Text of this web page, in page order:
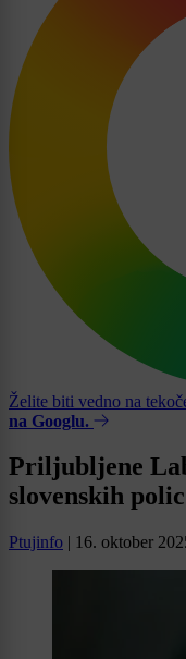
Želite biti vedno na
na Googlu.
Priljubljene
slovenskih
Ptujinfo | 16. oktober